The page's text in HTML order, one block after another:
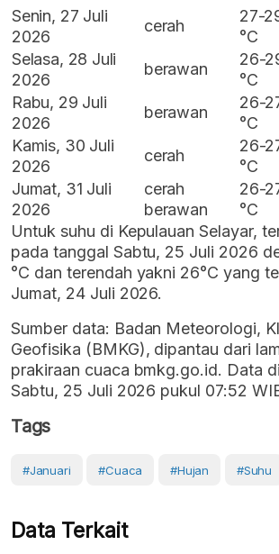
Senin, 27 Juli
2026
cerah
27-
°C
Selasa, 28 Juli
2026
berawan
26-
°C
Rabu, 29 Juli
2026
berawan
26-
°C
Kamis, 30 Juli
2026
cerah
26-
°C
Jumat, 31 Juli
2026
cerah
berawan
26-
°C
Untuk suhu di Kepulauan Selayar,
pada tanggal Sabtu, 25 Juli 2026
°C dan terendah yakni 26°C yang
Jumat, 24 Juli 2026.
Sumber data: Badan Meteorologi,
Geofisika (BMKG), dipantau dari
prakiraan cuaca bmkg.go.id. Data
Sabtu, 25 Juli 2026 pukul 07:52
Tags
#Januari #cuaca #Hujan #Suhu
Data Terkait